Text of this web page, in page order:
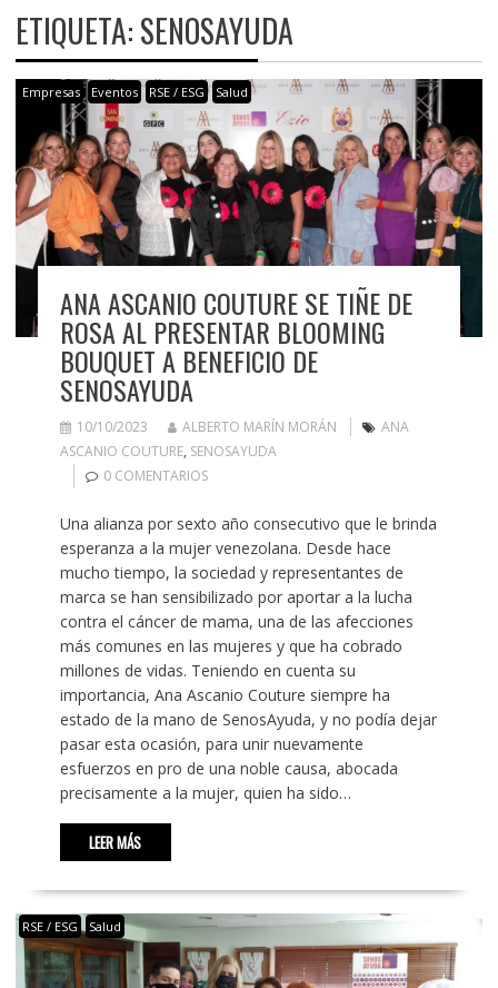
ETIQUETA:SENOSAYUDA
Empresas Eventos RSE / ESG Salud
ANA ASCANIO COUTURE SE TIÑE DE
ROSA AL PRESENTAR BLOOMING
BOUQUET A BENEFICIO DE
SENOSAYUDA
10/10/2023 ALBERTO MARÍN MORÁN
ANA
ASCANIO COUTURE, SENOSAYUDA
0 COMENTARIOS
Una alianza por sexto año consecutivo que le brinda
esperanza a la mujer venezolana. Desde hace
mucho tiempo, la sociedad y representantes de
marca se han sensibilizado por aportar a la lucha
contra el cáncer de mama, una de las afecciones
más comunes en las mujeres y que ha cobrado
millones de vidas. Teniendo en cuenta su
importancia, Ana Ascanio Couture siempre ha
estado de la mano de SenosAyuda, y no podía dejar
pasar esta ocasión, para unir nuevamente
esfuerzos en pro de una noble causa, abocada
precisamente a la mujer, quien ha sido…
LEER MÁS
RSE / ESG Salud